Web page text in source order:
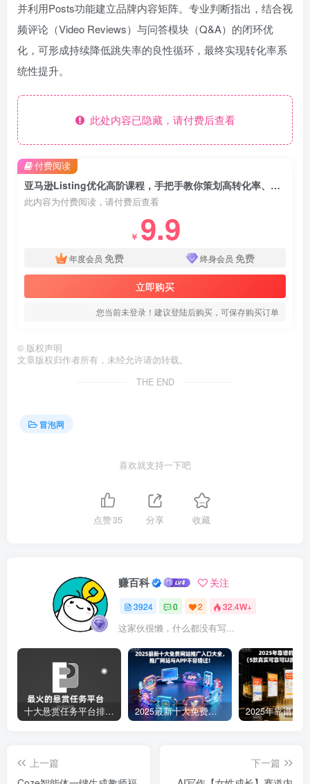
并利用Posts功能建立品牌内容矩阵。专业判断指出，结合视
频评论（Video Reviews）与问答模块（Q&A）的闭环优
化，可形成持续降低跳失率的良性循环，最终实现转化率系
统性提升。
此处内容已隐藏，请付费后查看
亚马逊Listing优化高阶课程，手把手教你策划高转化率、低跳失率的listing
此内容为付费阅读，请付费后查看
￥ 9.9
年度会员 免费 终身会员 免费
立即购买
您当前未登录！建议登陆后购买，可保存购买订单
付费阅读
© 版权声明
文章版权归作者所有，未经允许请勿转载。
THE END
冒泡网
喜欢就支持一下吧
点赞35 分享 收藏
赚百科 关注
3924 0 2 32.4W+
这家伙很懒，什么都没有写...
十大悬赏任务平台排行榜（全网最好的悬赏任务平台） 2025最新十大免费网站推广入口大全，推广网站与APP不容错过！
上一篇
下一篇